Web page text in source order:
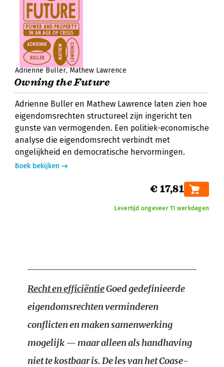
Adrienne Buller Mathew Lawrence
Owning the Future
Adrienne Buller en Mathew Lawrence laten zien hoe
eigendomsrechten structureel zijn ingericht ten
gunste van vermogenden. Een politiek-economische
analyse die eigendomsrecht verbindt met
ongelijkheid en democratische hervormingen.
Boek bekijken
€ 17,81
Levertijd ongeveer 11 werkdagen
Recht en efficiëntieGoed gedefinieerde
eigendomsrechten verminderen
conflicten en maken samenwerking
mogelijk — maar alleen als handhaving
niet te kostbaar is. De les van het Coase-